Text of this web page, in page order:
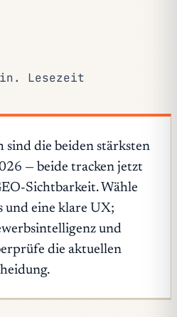
Lesezeit
sind die beiden stärksten
— beide tracken jetzt
Sichtbarkeit. Wähle
und eine klare UX;
und
die aktuellen